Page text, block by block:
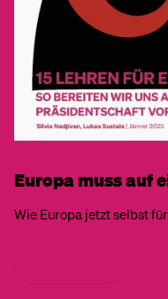
Europa muss auf
Wie Europa jetzt selbst